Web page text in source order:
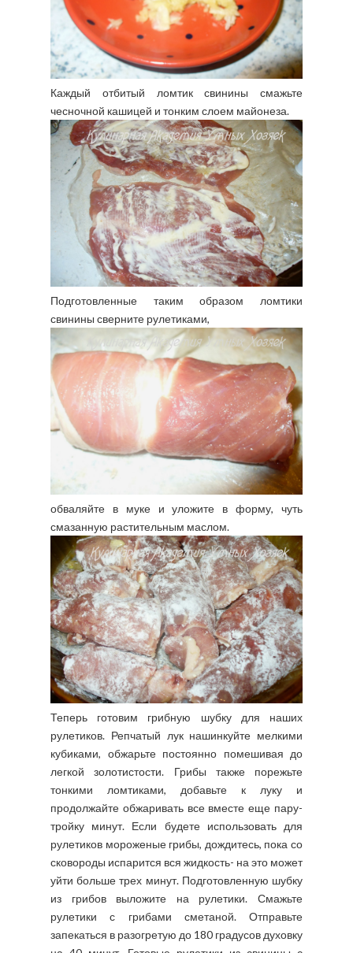
Каждый отбитый ломтик свинины смажьте
чесночной кашицей и тонким слоем майонеза.
Подготовленные таким образом ломтики
свинины сверните рулетиками,
обваляйте в муке и уложите в форму, чуть
смазанную растительным маслом.
Теперь готовим грибную шубку для наших
рулетиков. Репчатый лук нашинкуйте мелкими
кубиками, обжарьте постоянно помешивая до
легкой золотистости. Грибы также порежьте
тонкими ломтиками, добавьте к луку и
продолжайте обжаривать все вместе еще пару-
тройку минут. Если будете использовать для
рулетиков мороженые грибы, дождитесь, пока со
сковороды испарится вся жидкость- на это может
уйти больше трех минут. Подготовленную шубку
из грибов выложите на рулетики. Смажьте
рулетики с грибами сметаной. Отправьте
запекаться в разогретую до 180 градусов духовку